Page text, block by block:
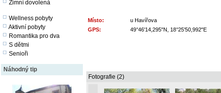
Zimní dovolená
Wellness pobyty
Aktivní pobyty
Romantika pro dva
S dětmi
Senioři
Náhodný tip
Místo:
u Havířova
GPS:
49°46'14,295"N, 18°25'50,992"E
Fotografie (2)